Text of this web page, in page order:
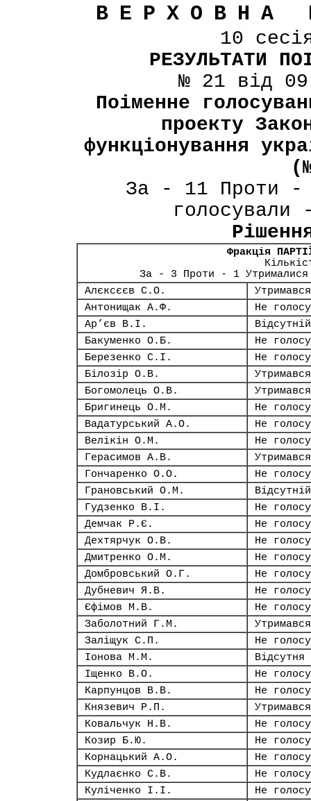
ВЕРХОВНА
10
РЕЗУЛЬТАТИ
№ 21 від
Поіменне
проекту
функціонування
За - 11 Проти -
Фракція
За - 3 Проти - 1
Алєксєєв С.О.
Утримався
Антонищак А.Ф.
Не
Ар’єв В.І.
Відсутній
Бакуменко О.Б.
Не
Березенко С.І.
Не
Білозір О.В.
Утримався
Богомолець О.В.
Утримався
Бригинець О.М.
Не
Вадатурський А.О.
Не
Велікін О.М.
Не
Герасимов А.В.
Утримався
Гончаренко О.О.
Не
Грановський О.М.
Відсутній
Гудзенко В.І.
Не
Демчак Р.Є.
Не
Дехтярчук О.В.
Не
Дмитренко О.М.
Не
Домбровський О.Г.
Не
Дубневич Я.В.
Не
Єфімов М.В.
Не
Заболотний Г.М.
Утримався
Заліщук С.П.
Не
Іонова М.М.
Відсутня
Іщенко В.О.
Не
Карпунцов В.В.
Не
Князевич Р.П.
Утримався
Ковальчук Н.В.
Не
Козир Б.Ю.
Не
Корнацький А.О.
Не
Кудлаєнко С.В.
Не
Куліченко І.І.
Не